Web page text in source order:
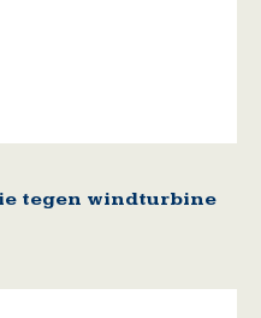
tegen windturbine